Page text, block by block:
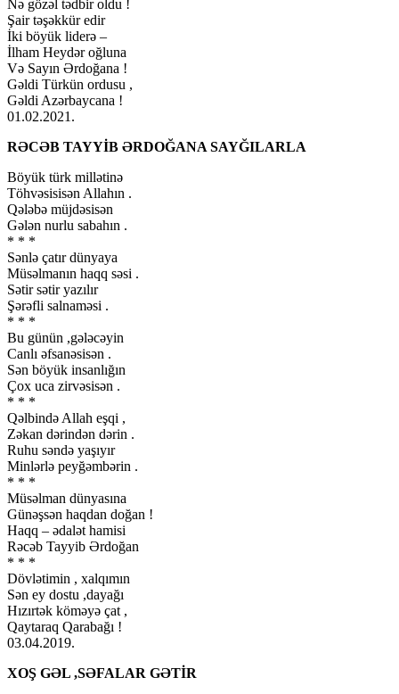
Nə gözəl tədbir oldu !
Şair təşəkkür edir
İki böyük liderə –
İlham Heydər oğluna
Və Sayın Ərdoğana !
Gəldi Türkün ordusu ,
Gəldi Azərbaycana !
01.02.2021.
RƏCƏB TAYYİB ƏRDOĞANA SAYĞILARLA
Böyük türk millətinə
Töhvəsisisən Allahın .
Qələbə müjdəsisən
Gələn nurlu sabahın .
* * *
Sənlə çatır dünyaya
Müsəlmanın haqq səsi .
Sətir sətir yazılır
Şərəfli salnaməsi .
* * *
Bu günün ,gələcəyin
Canlı əfsanəsisən .
Sən böyük insanlığın
Çox uca zirvəsisən .
* * *
Qəlbində Allah eşqi ,
Zəkan dərindən dərin .
Ruhu səndə yaşıyır
Minlərlə peyğəmbərin .
* * *
Müsəlman dünyasına
Günəşsən haqdan doğan !
Haqq – ədalət hamisi
Rəcəb Tayyib Ərdoğan
* * *
Dövlətimin , xalqımın
Sən ey dostu ,dayağı
Hızırtək köməyə çat ,
Qaytaraq Qarabağı !
03.04.2019.
XOŞ GƏL ,SƏFALAR GƏTİR